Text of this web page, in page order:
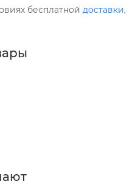
бесплатной доставки,